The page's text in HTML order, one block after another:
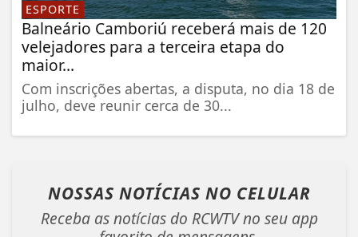
ESPORTE
Balneário Camboriú receberá mais de 120
velejadores para a terceira etapa do
maior...
Com inscrições abertas, a disputa, no dia 18 de
julho, deve reunir cerca de 30...
NOSSAS NOTÍCIAS NO CELULAR
Receba as notícias do RCWTV no seu app